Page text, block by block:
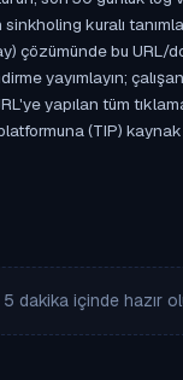
kuralı
çözümünde bu URL/
yayımlayın;
yapılan tüm
(TIP)
dakika içinde hazır